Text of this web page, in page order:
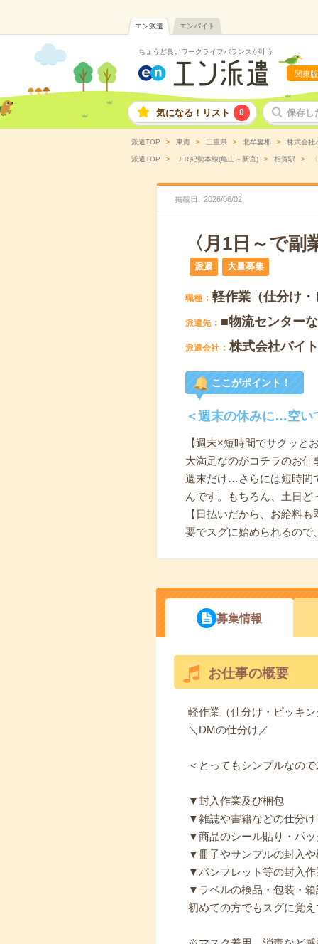
エン派遣 エンバイト
ちょうど良いワークライフバランスが叶う
関東版
気になる！リスト 0 保存し
派遣TOP 東海 三重県 北牟婁郡 株式会社
派遣TOP ＪＲ紀勢本線(亀山－新宮) 相賀駅
掲載日 2026/06/02
〈月1日～で
派遣 大量募集
職種 軽作業（仕分け
派遣先 ■物流センター
派遣会社 株式会社バイ
ここがポイント！
＜週末の休みに…空い
【週末×短時間でサクッ
大満足なのがコチラのお仕
週末だけ…さらには短時間
んです。もちろん、土日ど
【日払いだから、お給料
要でスグに始められるの
募集情報
お仕事の概要
軽作業（仕分け・ピッキ
＼DMの仕分け／
＜とってもシンプルなの
▼封入作業及び梱包
▼雑誌や書籍などの仕分け
▼商品のシール貼り・パッ
▼冊子やサンプルの封入や
▼パンフレット等の封入
▼ラベルの検品・包装・
初めての方でもスグに覚